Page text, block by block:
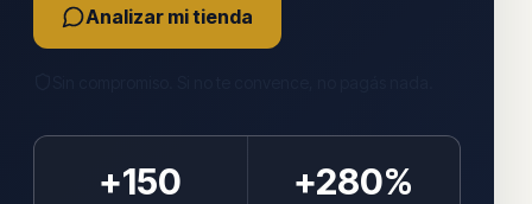
Analizar mi tienda
+150 +280%